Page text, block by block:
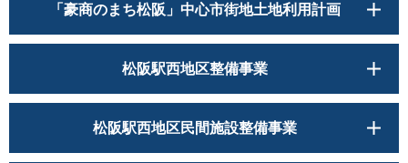
「豪商のまち松阪」中心市街地土地利用計画
松阪駅西地区整備事業
松阪駅西地区民間施設整備事業